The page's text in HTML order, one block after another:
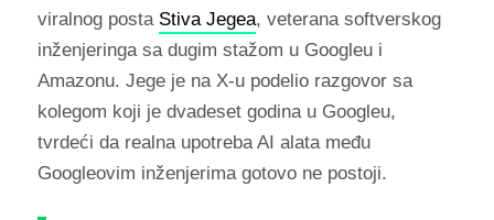
viralnog posta Stiva Jegea, veterana softverskog
inženjeringa sa dugim stažom u Googleu i
Amazonu. Jege je na X-u podelio razgovor sa
kolegom koji je dvadeset godina u Googleu,
tvrdeći da realna upotreba AI alata među
Googleovim inženjerima gotovo ne postoji.